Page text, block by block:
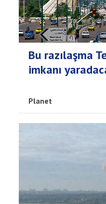
Bu razılaşma
imkanı
Planet